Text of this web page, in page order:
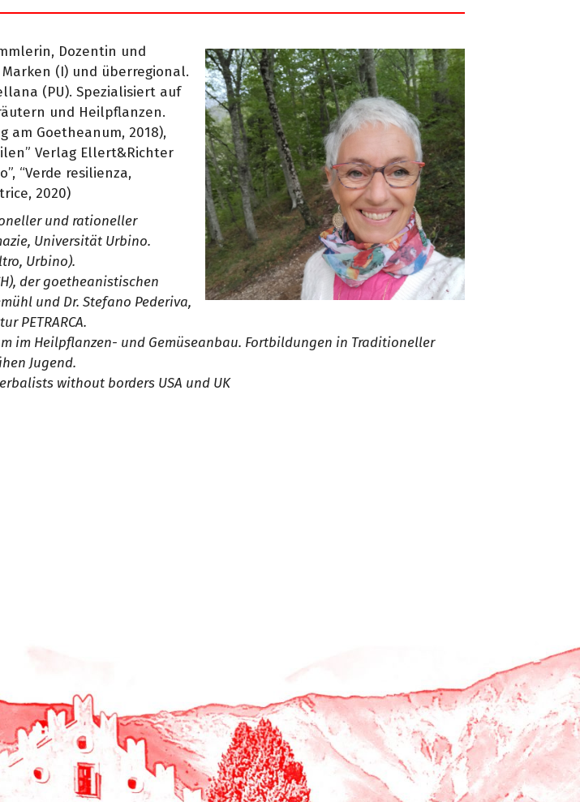
Dozentin und
(I) und überregional.
(PU). Spezialisiert auf
und Heilpflanzen.
am Goetheanum, 2018),
Verlag Ellert&Richter
“Verde resilienza,
2020)
und rationeller
Universität Urbino.
Urbino).
der goetheanistischen
und Dr. Stefano Pederiva,
PETRARCA.
Heilpflanzen- und Gemüseanbau. Fortbildungen in Traditioneller
Jugend.
without borders USA und UK